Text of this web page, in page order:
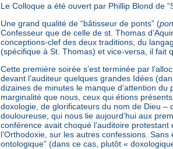
Le Colloque a été ouvert par Phillip Blond de
Une grand qualité de “bâtisseur de ponts” (
Confesseur que de celle de st. Thomas
conceptions-clef des deux traditions, du
(spécifique à St. Thomas) et vice-versa, il fait
Cette première soirée s’est terminée par
devant l’auditeur quelques grandes Idées
dizaines de minutes le manque d’attention
marginalité que nous, ceux qui étions
doxologie, de glorificateurs du nom de Dieu
douloureuse, qui nous lie aujourd’hui aux
conférence avait choqué l’auditoire
l’Orthodoxie, sur les autres confessions.
ontologique” (dans ce cas, plutôt «